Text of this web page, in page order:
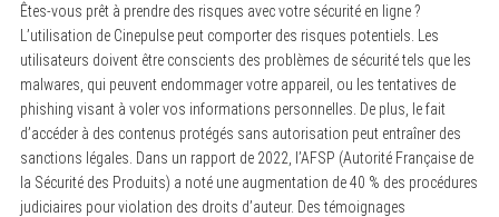
Êtes-vous prêt à prendre des risques avec votre sécurité en ligne ?
L’utilisation de Cinepulse peut comporter des risques potentiels. Les
utilisateurs doivent être conscients des problèmes de sécurité tels que les
malwares, qui peuvent endommager votre appareil, ou les tentatives de
phishing visant à voler vos informations personnelles. De plus, le fait
d’accéder à des contenus protégés sans autorisation peut entraîner des
sanctions légales. Dans un rapport de 2022, l’AFSP (Autorité Française de
la Sécurité des Produits) a noté une augmentation de 40 % des procédures
judiciaires pour violation des droits d’auteur. Des témoignages